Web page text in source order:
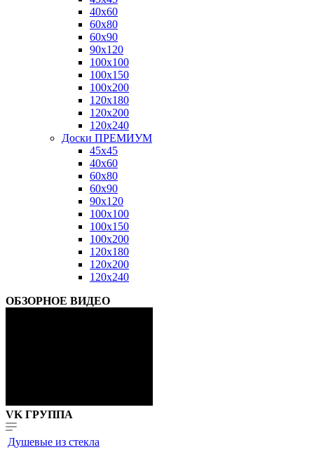
40x60
60x80
60x90
90x120
100x100
100x150
100x200
120x180
120x200
120x240
Доски ПРЕМИУМ
45x45
40x60
60x80
60x90
90x120
100x100
100x150
100x200
120x180
120x200
120x240
ОБЗОРНОЕ ВИДЕО
VK ГРУППА
Душевые из стекла